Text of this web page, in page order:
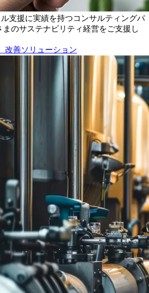
支援に実績を持つコンサルティングパ
まのサステナビリティ経営をご支援し
改善ソリューション